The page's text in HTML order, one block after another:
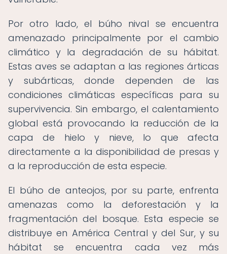
Por otro lado, el búho nival se encuentra
amenazado principalmente por el cambio
climático y la degradación de su hábitat.
Estas aves se adaptan a las regiones árticas
y subárticas, donde dependen de las
condiciones climáticas específicas para su
supervivencia. Sin embargo, el calentamiento
global está provocando la reducción de la
capa de hielo y nieve, lo que afecta
directamente a la disponibilidad de presas y
a la reproducción de esta especie.
El búho de anteojos, por su parte, enfrenta
amenazas como la deforestación y la
fragmentación del bosque. Esta especie se
distribuye en América Central y del Sur, y su
hábitat se encuentra cada vez más